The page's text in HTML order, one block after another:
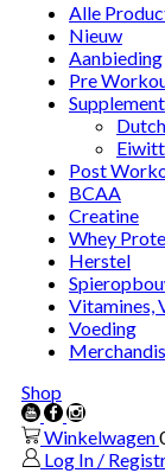
Alle
Nieuw
Aanbieding
Pre
Post
BCAA
Creatine
Whey
Herstel
Vitamines,
Voeding
Shop
Youtube
Facebook
Instagram
Winkelwagen
Log In /